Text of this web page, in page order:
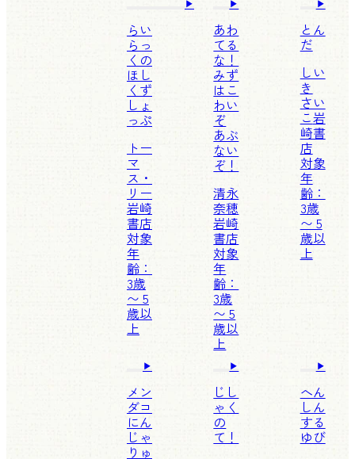
らい
らっ
くの
ほし
くず
しょ
っぷ
トー
マ
ス・
リー
岩崎
書店
対象
年
齢：
3歳
〜 5
歳以
上
あわ
てる
な！
みず
はこ
わい
ぞ
あぶ
ない
ぞ！
清永
奈穂
岩崎
書店
対象
年
齢：
3歳
〜 5
歳以
上
とん
だ
しい
き
さい
こ岩
崎書
店
対象
年
齢：
3歳
〜 5
歳以
上
メン
ダコ
にん
じゃ
りゅ
じし
ゃく
の
て！
へん
しん
する
ゆび